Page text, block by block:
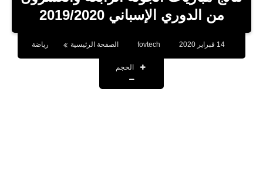
بلوجر
من الدوري الإسباني 2019/2020
14 فبراير 2020 fovtech الصفحة الرئيسية رياضة
الحجم